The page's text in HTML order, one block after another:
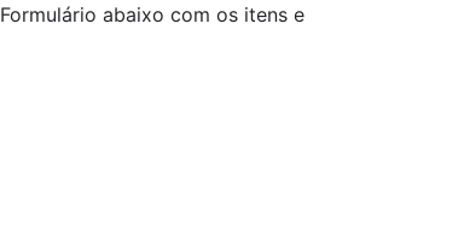
abaixo com os itens e